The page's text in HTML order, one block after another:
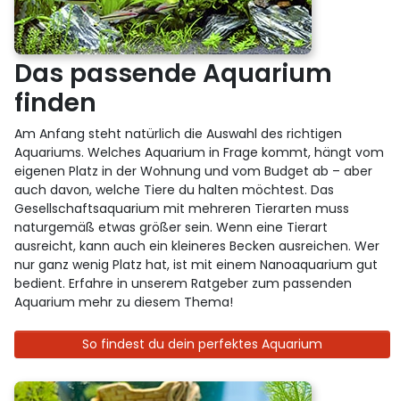
Das passende Aquarium
finden
Am Anfang steht natürlich die Auswahl des richtigen
Aquariums. Welches Aquarium in Frage kommt, hängt vom
eigenen Platz in der Wohnung und vom Budget ab – aber
auch davon, welche Tiere du halten möchtest. Das
Gesellschaftsaquarium mit mehreren Tierarten muss
naturgemäß etwas größer sein. Wenn eine Tierart
ausreicht, kann auch ein kleineres Becken ausreichen. Wer
nur ganz wenig Platz hat, ist mit einem Nanoaquarium gut
bedient. Erfahre in unserem Ratgeber zum passenden
Aquarium mehr zu diesem Thema!
So findest du dein perfektes Aquarium